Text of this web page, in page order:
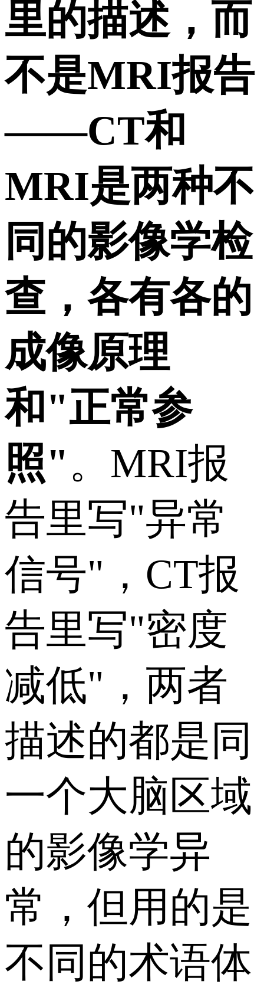
里的描述，而
不是MRI报告
——CT和
MRI是两种不
同的影像学检
查，各有各的
成像原理
和"正常参
照"。MRI报
告里写"异常
信号"，CT报
告里写"密度
减低"，两者
描述的都是同
一个大脑区域
的影像学异
常，但用的是
不同的术语体